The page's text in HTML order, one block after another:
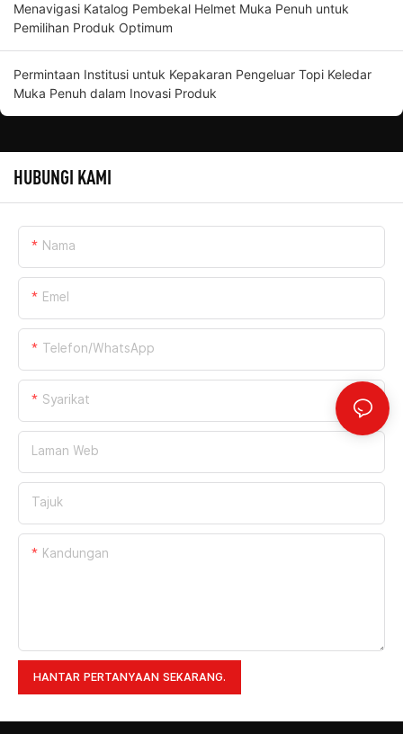
Menavigasi Katalog Pembekal Helmet Muka Penuh untuk
Pemilihan Produk Optimum
Permintaan Institusi untuk Kepakaran Pengeluar Topi Keledar
Muka Penuh dalam Inovasi Produk
HUBUNGI KAMI
Nama
Emel
Telefon/WhatsApp
Syarikat
Laman Web
Tajuk
Kandungan
HANTAR PERTANYAAN SEKARANG.